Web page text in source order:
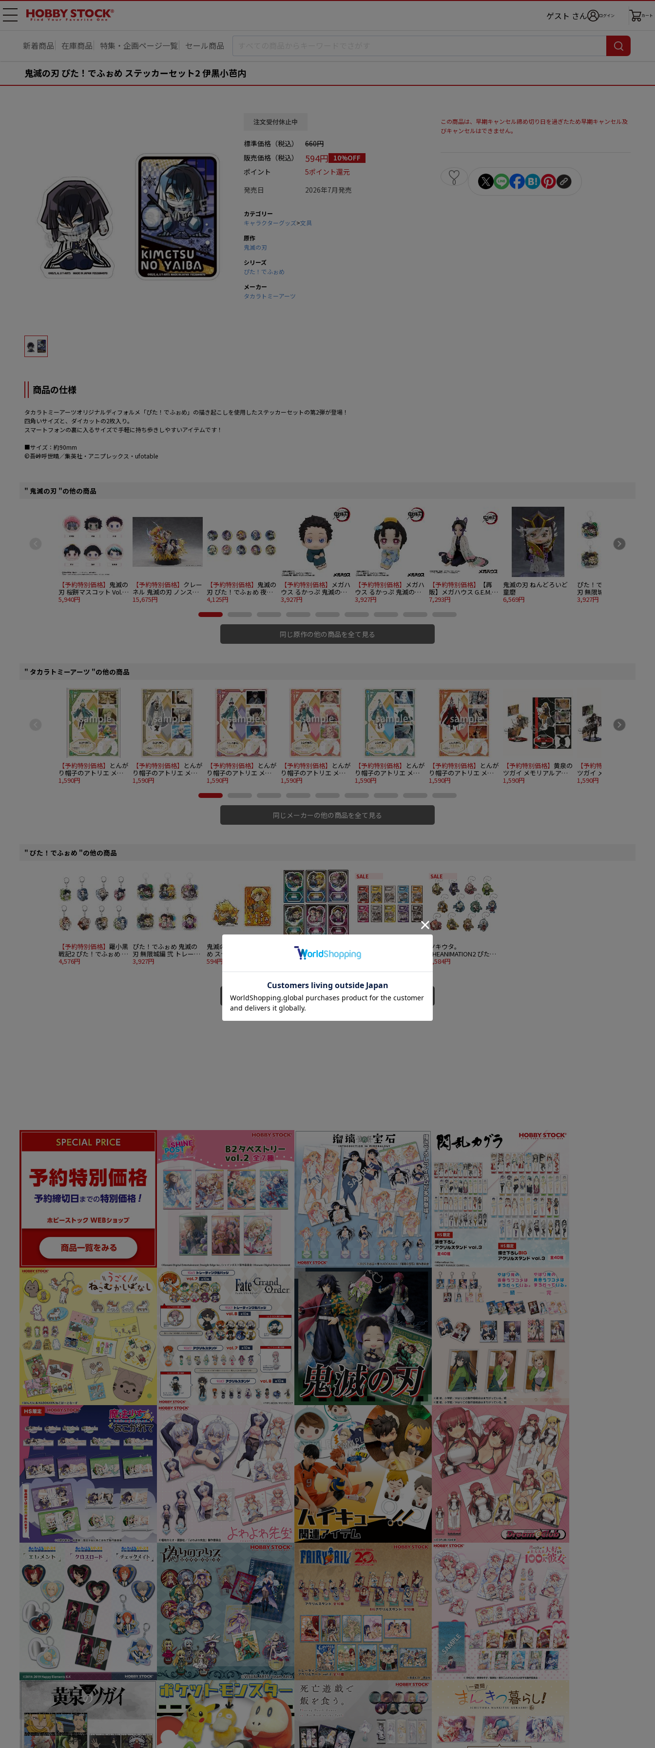
メニ
ゲスト さん ログイン カート
新着商品 在庫商品 特集・企画ページ一覧 セール商品
鬼滅の刃 ぴた！でふぉめ ステッカーセット2 伊黒小芭内
注文受付休止中
標準価格（税込）
660円
販売価格（税込）
594円 10%OFF
ポイント
5ポイント還元
発売日
2026年7月発売
カテゴリー
キャラクターグッズ>文具
原作
鬼滅の刃
シリーズ
ぴた！でふぉめ
メーカー
タカラトミーアーツ
この商品は、早期キャンセル締め切り日を過ぎたため早期キャンセル及
びキャンセルはできません。
0
商品の仕様
タカラトミーアーツオリジナルディフォルメ「ぴた！でふぉめ」の描き起こしを使用したステッカーセットの第2弾が登場！
四角いサイズと、ダイカットの2枚入り。
スマートフォンの裏に入るサイズで手軽に持ち歩きしやすいアイテムです！
■サイズ：約90mm
©吾峠呼世晴／集英社・アニプレックス・ufotable
" 鬼滅の刃 "の他の商品
【予約特別価格】 鬼滅の
刃 桜餅マスコット Vol.5
6個入り1BOX
5,940円
【予約特別価格】 クレー
ネル 鬼滅の刃 ノンスケ
ール 胡蝶しのぶ＆童磨
15,675円
【予約特別価格】 鬼滅の
刃 ぴた！でふぉめ 夜の
見回りトレーディング缶
4,125円
【予約特別価格】 メガハ
ウス るかっぷ 鬼滅の刃
狛治
3,927円
【予約特別価格】 メガハ
ウス るかっぷ 鬼滅の刃
恋雪
3,927円
【予約特別価格】 【再
販】メガハウス G.E.M.シ
リーズ 鬼滅の刃 てのひ
7,293円
鬼滅の刃 ねんどろいど
童磨
6,569円
ぴた！でふぉめ 鬼滅の
刃 無限城編 弐 トレーデ
ィングアクリルチャーム
3,927円
同じ原作の他の商品を全て見る
" タカラトミーアーツ "の他の商品
【予約特別価格】 とんが
り帽子のアトリエ メモ
リアルアクリルスタンド
1,590円
【予約特別価格】 とんが
り帽子のアトリエ メモ
リアルアクリルスタンド
1,590円
【予約特別価格】 とんが
り帽子のアトリエ メモ
リアルアクリルスタンド
1,590円
【予約特別価格】 とんが
り帽子のアトリエ メモ
リアルアクリルスタンド
1,590円
【予約特別価格】 とんが
り帽子のアトリエ メモ
リアルアクリルスタンド
1,590円
【予約特別価格】 とんが
り帽子のアトリエ メモ
リアルアクリルスタンド
1,590円
【予約特別価格】 黄泉の
ツガイ メモリアルアク
リルスタンド ユル
1,590円
【予約特別価格】
ツガイ メモリアルアク
リルスタンド アサ
1,590円
同じメーカーの他の商品を全て見る
" ぴた！でふぉめ "の他の商品
【予約特別価格】 羅小黒
戦記2 ぴた！でふぉめ ア
クリキーホルダー 8個入
4,576円
ぴた！でふぉめ 鬼滅の
刃 無限城編 弐 トレーデ
ィングアクリルチャーム
3,927円
鬼滅の刃 ぴた！でふぉ
め ステッカーセット 我
妻善逸
594円
鬼滅の刃 ぴた！でふぉ
め 無限城編 弐 トレーデ
ィングアクリルスタンド
4,488円
SALE
め トレーディングアク
リルスタンド 10個入り
5,775円
SALE
ツキウタ。
THEANIMATION2 ぴた！
でふぉめ アクリルキー
1,584円
同じシリーズの他の商品を全て見る